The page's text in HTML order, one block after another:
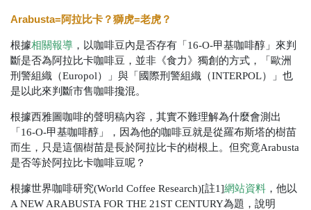
Arabusta=阿拉比卡？獅虎=老虎？
根據相關報導 ，以咖啡豆內是否存有「16-O-甲基咖啡醇」來判
斷是否為阿拉比卡咖啡豆，並非《食力》獨創的方式，「歐洲
刑警組織（Europol）」與「國際刑警組織（INTERPOL）」也
是以此來判斷市售咖啡攙混。
根據西雅圖咖啡的聲明稿內容，其實不難理解為什麼會測出
「16-O-甲基咖啡醇」，因為他的咖啡豆就是從羅布斯塔的樹苗
而生，只是這個樹苗是長於阿拉比卡的樹根上。但究竟Arabusta
是否等於阿拉比卡咖啡豆呢？
根據世界咖啡研究(World Coffee Research)[註1]網站資料 ，他以
A NEW ARABUSTA FOR THE 21ST CENTURY為題，說明